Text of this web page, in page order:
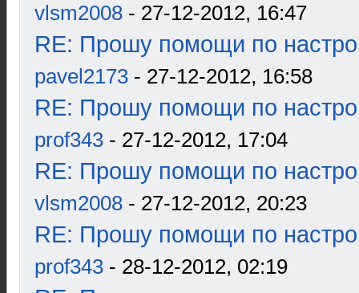
vlsm2008 - 27-12-2012, 16:47
RE: Прошу помощи по
pavel2173 - 27-12-2012, 16:58
RE: Прошу помощи по
prof343 - 27-12-2012, 17:04
RE: Прошу помощи по
vlsm2008 - 27-12-2012, 20:23
RE: Прошу помощи по
prof343 - 28-12-2012, 02:19